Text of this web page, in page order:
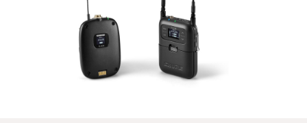
Video & Drohnen
Stative & Gimbals